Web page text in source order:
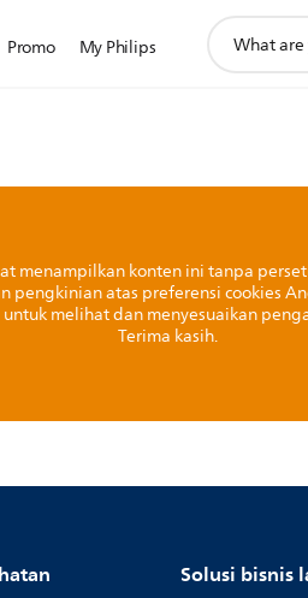
Promo My Philips
pencarian
menampilkan konten ini tanpa
pengkinian atas preferensi cookies
melihat dan menyesuaikan
Terima kasih.
Solusi bisnis